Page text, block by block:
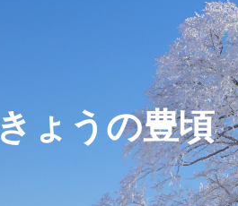
きょうの豊頃